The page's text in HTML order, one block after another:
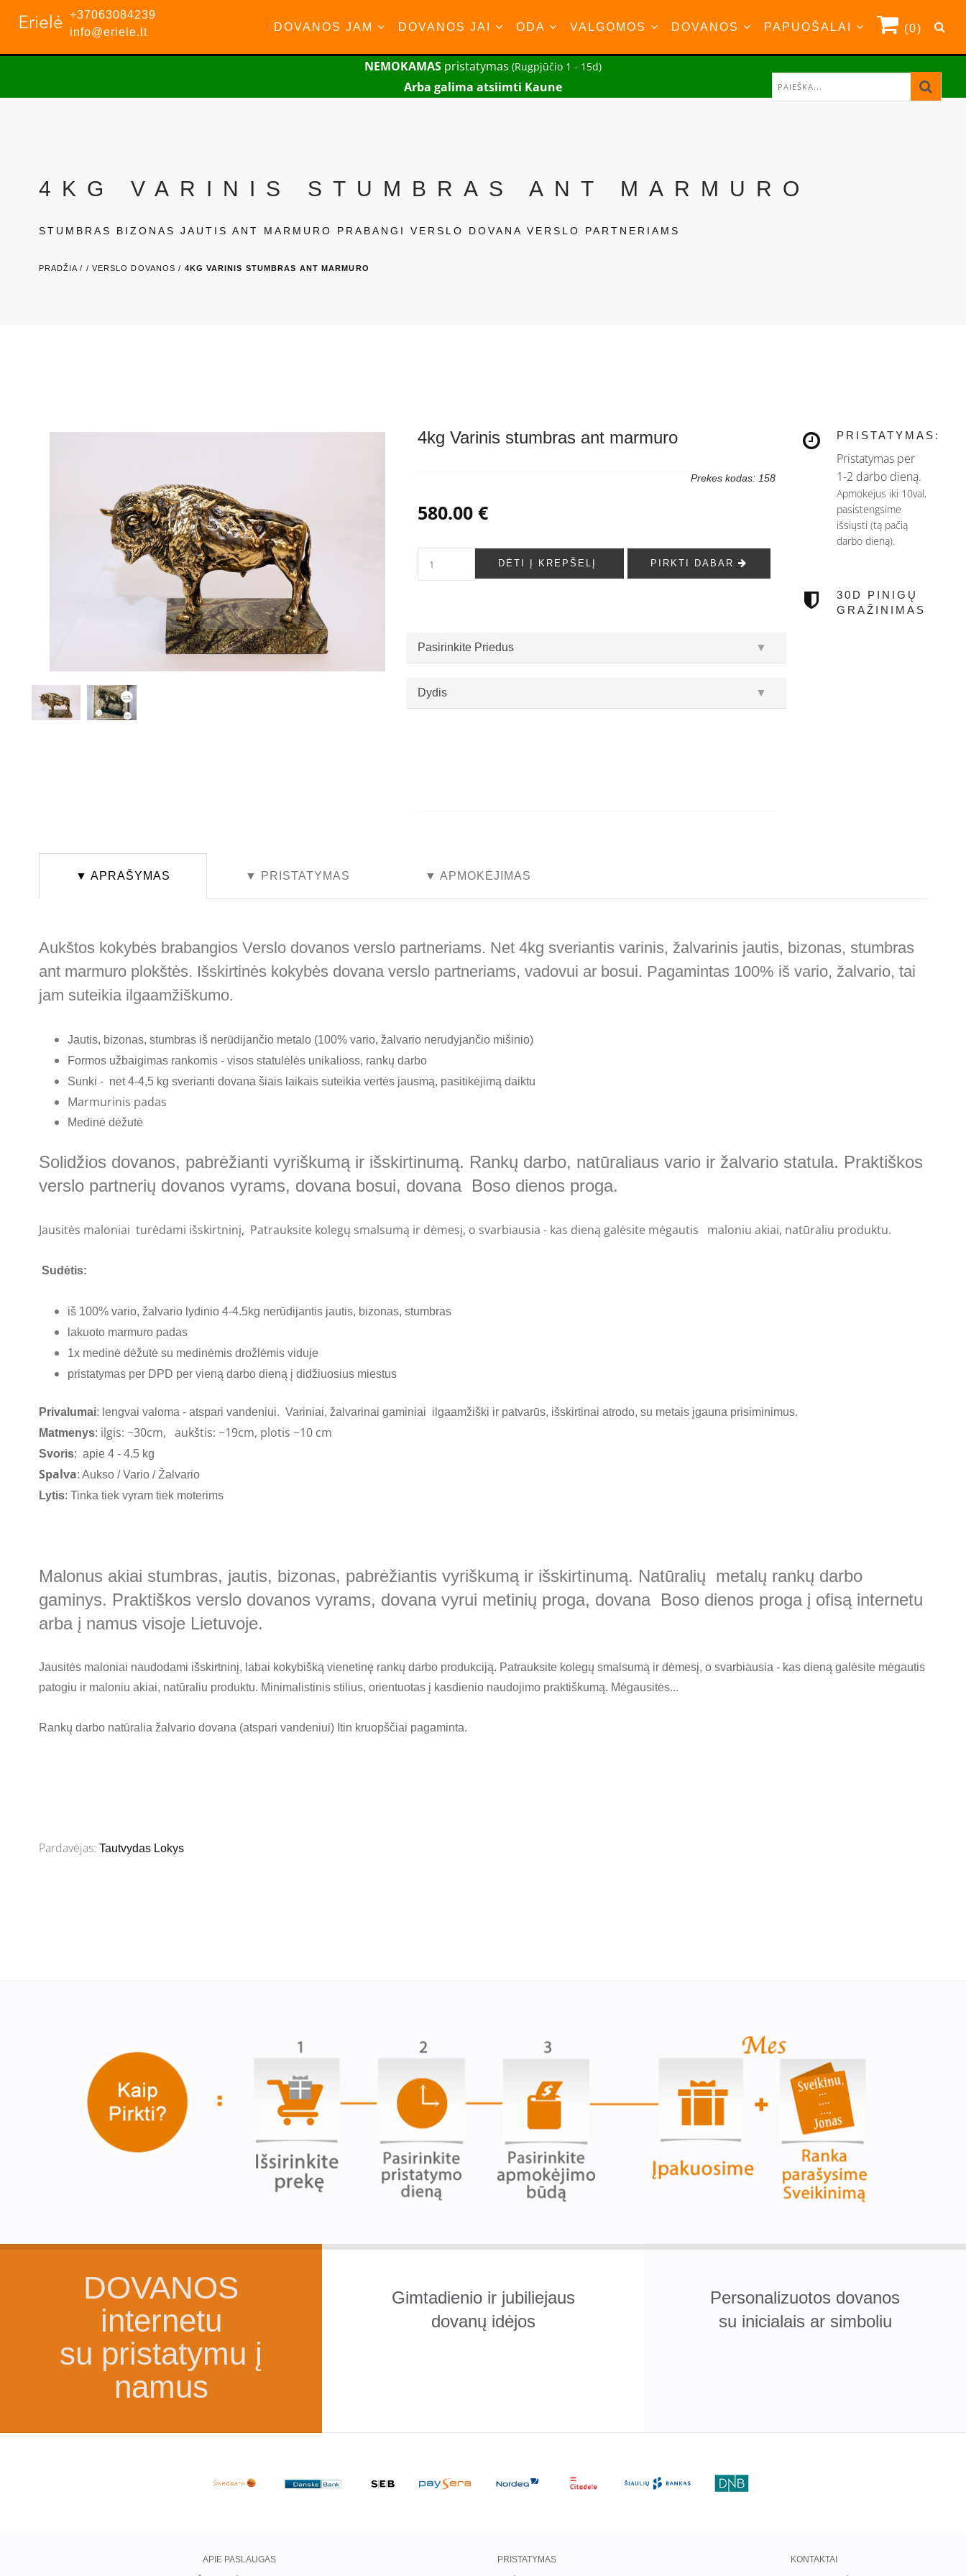
+37063084239
info@eriele.lt
(0)
DOVANOS JAM DOVANOS JAI ODA VALGOMOS DOVANOS PAPUOŠALAI
NEMOKAMAS pristatymas (Rugpjūčio 1 - 15d)
Arba galima atsiimti Kaune
4KG VARINIS STUMBRAS ANT MARMURO
STUMBRAS BIZONAS JAUTIS ANT MARMURO PRABANGI VERSLO DOVANA VERSLO PARTNERIAMS
PRADŽIA / / VERSLO DOVANOS / 4KG VARINIS STUMBRAS ANT MARMURO
4kg Varinis stumbras ant marmuro
Prekes kodas: 158
580.00 €
DĖTI Į KREPŠELĮ PIRKTI DABAR
Pasirinkite Priedus ▼
Dydis ▼
PRISTATYMAS:
Pristatymas per
1-2 darbo dieną.
Apmokejus iki 10val,
pasistengsime
išsiųsti (tą pačią
darbo dieną).
30D PINIGŲ
GRAŽINIMAS
▼ APRAŠYMAS ▼ PRISTATYMAS ▼ APMOKĖJIMAS
Aukštos kokybės brabangios Verslo dovanos verslo partneriams. Net 4kg sveriantis varinis, žalvarinis jautis, bizonas, stumbras
ant marmuro plokštės. Išskirtinės kokybės dovana verslo partneriams, vadovui ar bosui. Pagamintas 100% iš vario, žalvario, tai
jam suteikia ilgaamžiškumo.
Jautis, bizonas, stumbras iš nerūdijančio metalo (100% vario, žalvario nerudyjančio mišinio)
Formos užbaigimas rankomis - visos statulėlės unikalioss, rankų darbo
Sunki - net 4-4,5 kg sverianti dovana šiais laikais suteikia vertės jausmą, pasitikėjimą daiktu
Marmurinis padas
Medinė dėžutė
Solidžios dovanos, pabrėžianti vyriškumą ir išskirtinumą. Rankų darbo, natūraliaus vario ir žalvario statula. Praktiškos
verslo partnerių dovanos vyrams, dovana bosui, dovana Boso dienos proga.
Jausitės maloniai turėdami išskirtninį, Patrauksite kolegų smalsumą ir dėmesį, o svarbiausia - kas dieną galėsite mėgautis maloniu akiai, natūraliu produktu.
Sudėtis:
iš 100% vario, žalvario lydinio 4-4.5kg nerūdijantis jautis, bizonas, stumbras
lakuoto marmuro padas
1x medinė dėžutė su medinėmis drožlėmis viduje
pristatymas per DPD per vieną darbo dieną į didžiuosiusmiestus
Privalumai: lengvai valoma - atspari vandeniui. Variniai, žalvarinai gaminiai ilgaamžiški ir patvarūs, išskirtinai atrodo, su metais įgauna prisiminimus.
Matmenys: ilgis: ~30cm, aukštis: ~19cm, plotis ~10 cm
Svoris: apie 4 - 4.5 kg
Spalva: Aukso / Vario / Žalvario
Lytis: Tinka tiek vyram tiek moterims
Malonus akiai stumbras, jautis, bizonas, pabrėžiantis vyriškumą ir išskirtinumą. Natūralių metalų rankų darbo
gaminys. Praktiškos verslo dovanos vyrams, dovana vyrui metinių proga, dovana Boso dienos proga į ofisą internetu
arba į namus visoje Lietuvoje.
Jausitės maloniai naudodami išskirtninį, labai kokybišką vienetinę rankų darbo produkciją. Patrauksite kolegų smalsumą ir dėmesį, o svarbiausia - kas dieną galėsite mėgautis
patogiu ir maloniu akiai, natūraliu produktu. Minimalistinis stilius, orientuotas į kasdienio naudojimo praktiškumą. Mėgausitės...
Rankų darbo natūralia žalvario dovana (atspari vandeniui) Itin kruopščiai pagaminta.
Pardavėjas: Tautvydas Lokys
DOVANOS
internetu
su pristatymu į
namus
Gimtadienio ir jubiliejaus
dovanų idėjos
Personalizuotos dovanos
su inicialais ar simboliu
APIE PASLAUGAS PRISTATYMAS KONTAKTAI